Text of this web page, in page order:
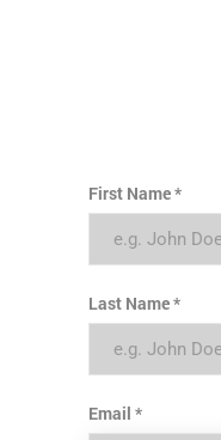
First Name
Last Name
Email